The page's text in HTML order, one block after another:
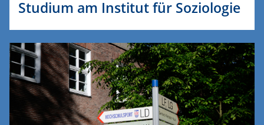
Studium am Institut für Soziologie